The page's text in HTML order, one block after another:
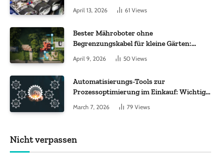
April 13, 2026 61 Views
Bester Mähroboter ohne
Begrenzungskabel für kleine Gärten:
Worauf es bei 200 bis 500 m² wirklich
ankommt
April 9, 2026 50 Views
Automatisierungs-Tools zur
Prozessoptimierung im Einkauf: Wichtige
Funktionen, auf die Sie achten sollten
March 7, 2026 79 Views
Nicht verpassen